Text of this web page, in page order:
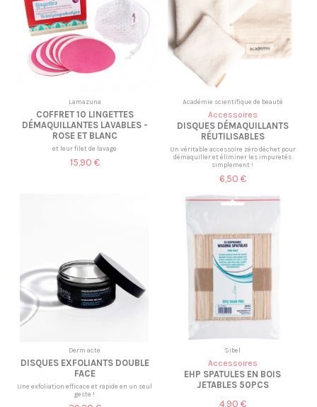
Lamazuna
COFFRET 10 LINGETTES
DÉMAQUILLANTES LAVABLES -
ROSE ET BLANC
et leur filet de lavage
15,90 €
Académie scientifique de beauté
Accessoires
DISQUES DÉMAQUILLANTS
RÉUTILISABLES
Un véritable accessoire zéro déchet pour
démaquiller et éliminer les impuretés
simplement !
6,50 €
Derm acte
DISQUES EXFOLIANTS DOUBLE
FACE
Une exfoliation efficace et rapide en un seul
geste !
Sibel
Accessoires
EHP SPATULES EN BOIS
JETABLES 50PCS
4,90 €